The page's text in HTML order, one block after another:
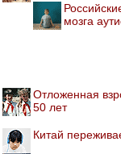
мозга
Отложенная
50 лет
Китай